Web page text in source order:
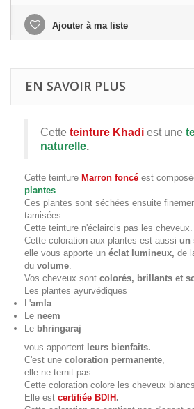
Ajouter à ma liste
EN SAVOIR PLUS
Cette teinture Khadi est une
naturelle.
Cette teinture Marron foncé est
plantes
Ces plantes sont séchées ensuite
tamisées.
Cette teinture n'éclaircis pas les cheveux.
Cette coloration aux plantes est aussi un
elle vous apporte un éclat lumineux, de
du volume
Vos cheveux sont colorés, brillants et
Les plantes ayurvédiques
L'amla
Le neem
Le bhringaraj
vous apportent leurs bienfaits.
C'est une coloration permanente
elle ne ternit pas.
Cette coloration colore les cheveux
Elle est certifiée BDIH.